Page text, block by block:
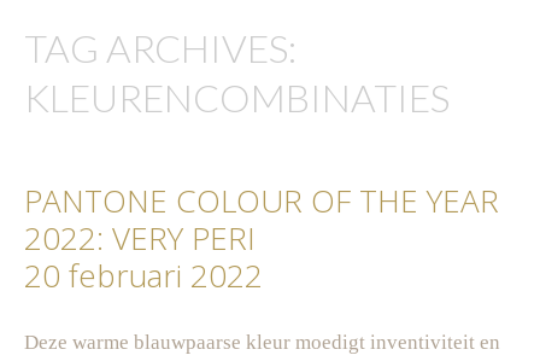
CONTENT
TAG ARCHIVES:
KLEURENCOMBINATIES
PANTONE COLOUR OF THE YEAR
2022: VERY PERI
20 februari 2022
Deze warme blauwpaarse kleur moedigt inventiviteit en